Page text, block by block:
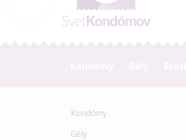
Kondómy
Gély